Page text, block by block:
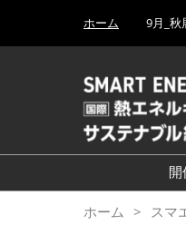
キ
プ
し
て
進
to
ホーム 9月_秋
ホーム スマ